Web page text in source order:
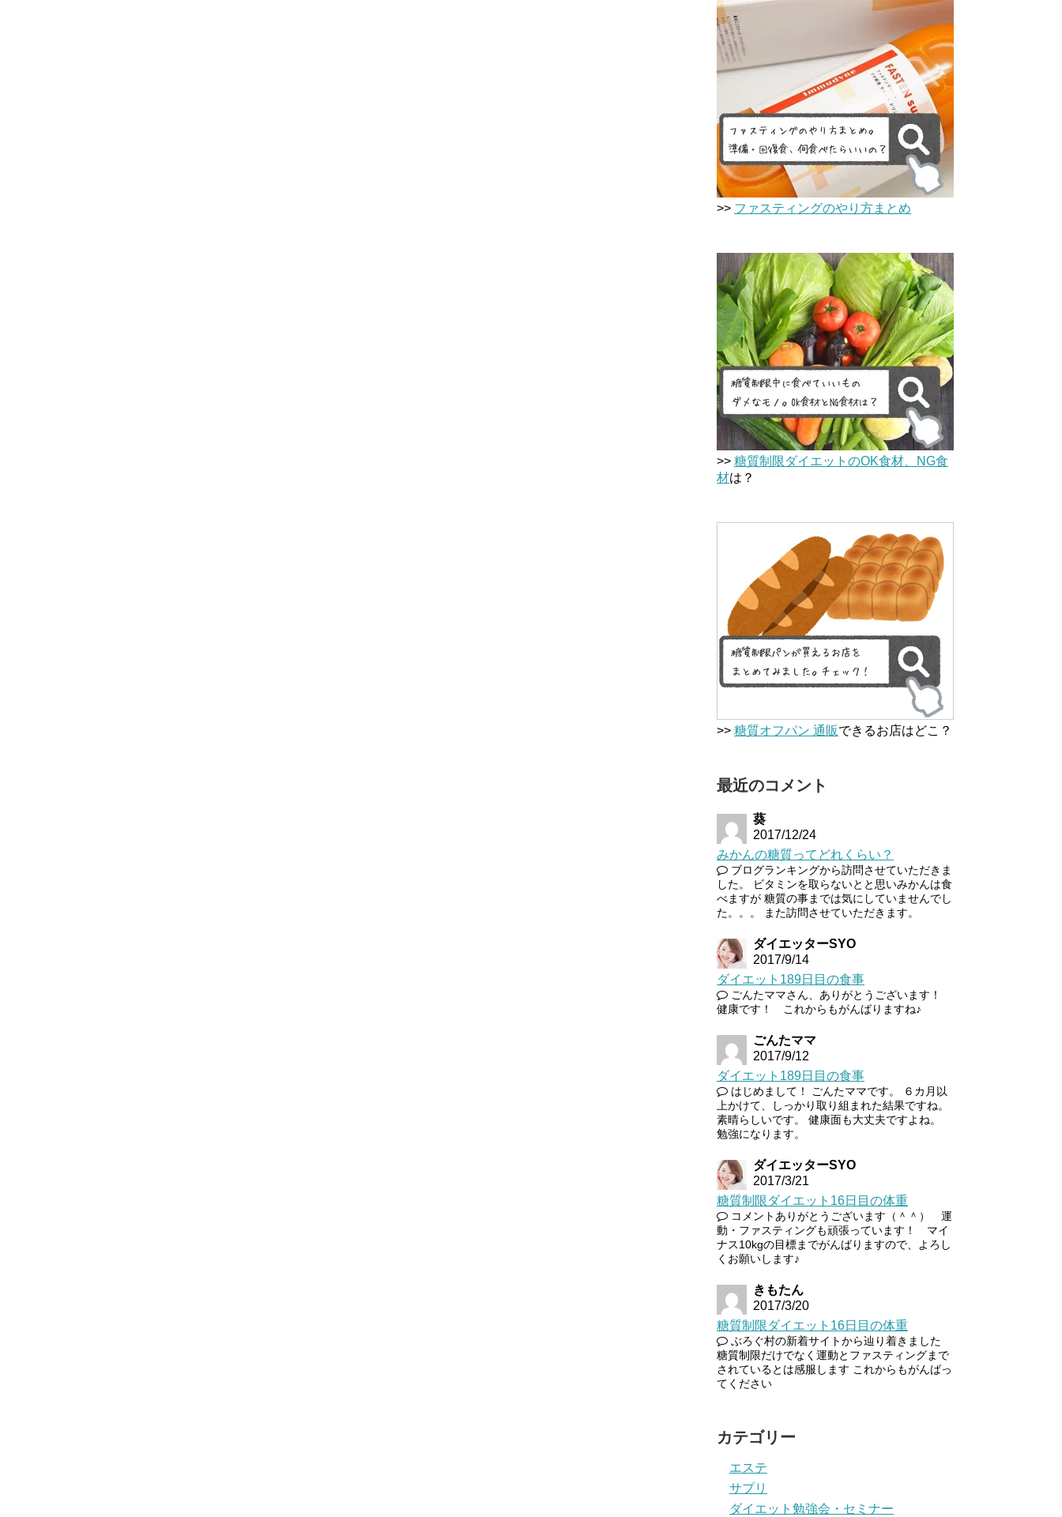
>> ファスティングのやり方まとめ
>> 糖質制限ダイエットのOK食材、NG食
材は？
>> 糖質オフパン 通販できるお店はどこ？
最近のコメント
葵
2017/12/24
みかんの糖質ってどれくらい？
ブログランキングから訪問させていただきま
した。 ビタミンを取らないとと思いみかんは食
べますが 糖質の事までは気にしていませんでし
た。。。 また訪問させていただきます。
ダイエッターSYO
2017/9/14
ダイエット189日目の食事
ごんたママさん、ありがとうございます！
健康です！ これからもがんばりますね♪
ごんたママ
2017/9/12
ダイエット189日目の食事
はじめまして！ ごんたママです。 ６カ月以
上かけて、しっかり取り組まれた結果ですね。
素晴らしいです。 健康面も大丈夫ですよね。
勉強になります。
ダイエッターSYO
2017/3/21
糖質制限ダイエット16日目の体重
コメントありがとうございます（＾＾） 運
動・ファスティングも頑張っています！ マイ
ナス10kgの目標までがんばりますので、よろし
くお願いします♪
きもたん
2017/3/20
糖質制限ダイエット16日目の体重
ぶろぐ村の新着サイトから辿り着きました
糖質制限だけでなく運動とファスティングまで
されているとは感服します これからもがんばっ
てください
カテゴリー
エステ
サプリ
ダイエット勉強会・セミナー